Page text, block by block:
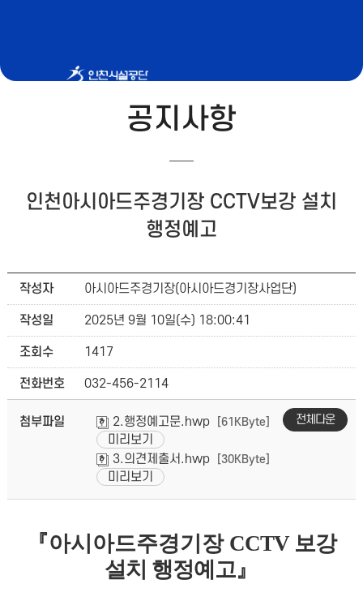
공지사항
인천아시아드주경기장 CCTV보강 설치
행정예고
작성자 아시아드주경기장(아시아드경기장사업단)
작성일 2025년 9월 10일(수) 18:00:41
조회수 1417
전화번호 032-456-2114
첨부파일 2.행정예고문.hwp [61KByte]
미리보기
3.의견제출서.hwp
[30KByte]
미리보기
전체다운
『아시아드주경기장 CCTV 보강
설치 행정예고』